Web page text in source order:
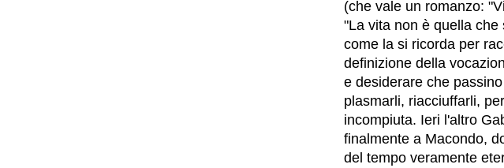
(che vale un romanzo:
"La vita non è quella
come la si ricorda per
definizione della
e desiderare che
plasmarli, riacciuffarli,
incompiuta. Ieri l'altro
finalmente a Macondo,
del tempo veramente